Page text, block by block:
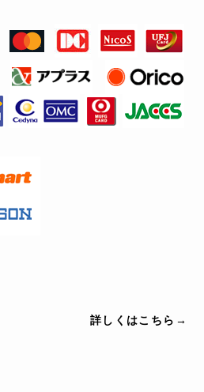
詳しくはこちら→